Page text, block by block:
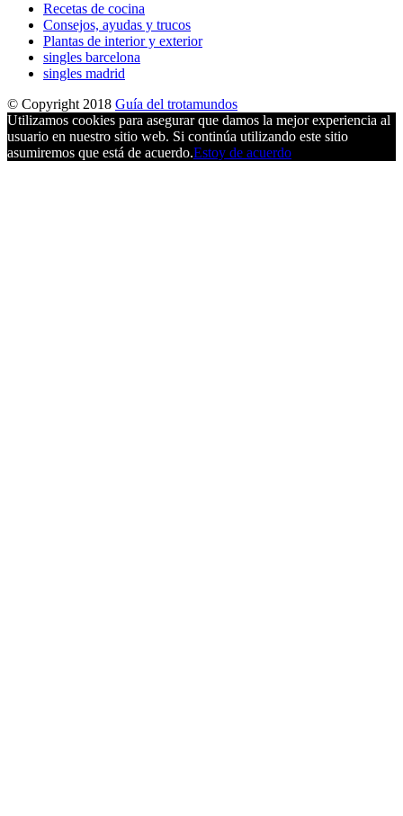
Recetas de cocina
Consejos, ayudas y trucos
Plantas de interior y exterior
singles barcelona
singles madrid
© Copyright 2018 Guía del trotamundos
Utilizamos cookies para asegurar que damos la mejor experiencia al
usuario en nuestro sitio web. Si continúa utilizando este sitio
asumiremos que está de acuerdo.Estoy de acuerdo